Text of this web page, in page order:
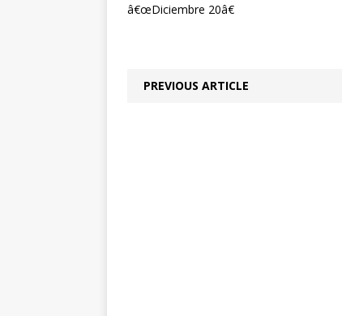
â€œDiciembre 20â€
PREVIOUS ARTICLE